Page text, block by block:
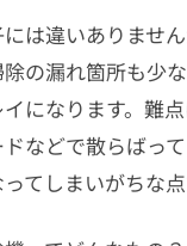
は違いありませ
の漏れ箇所も少
になります。難
などで散らばっ
てしまいがちな点